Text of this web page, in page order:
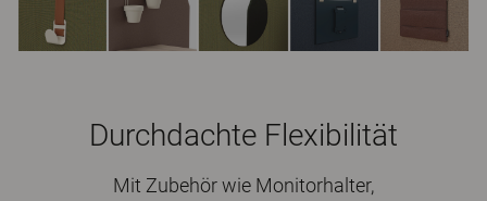
Durchdachte Flexibilität
Mit Zubehör wie Monitorhalter,